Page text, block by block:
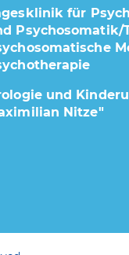
für
und
Nitze"